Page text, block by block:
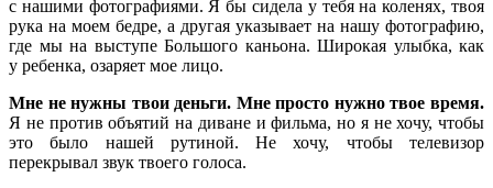
с нашими фотографиями. Я бы сидела у тебя на коленях, твоя
рука на моем бедре, а другая указывает на нашу фотографию,
где мы на выступе Большого каньона. Широкая улыбка, как
у ребенка, озаряет мое лицо.
Мне не нужны твои деньги. Мне просто нужно твое время.
Я не против объятий на диване и фильма, но я не хочу, чтобы
это было нашей рутиной. Не хочу, чтобы телевизор
перекрывал звук твоего голоса.